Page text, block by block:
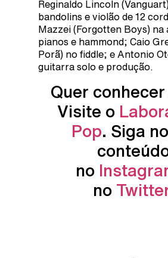
Reginaldo Lincoln
bandolins e violão de 12
Mazzei (Forgotten Boys) na
pianos e hammond; Caio
Porã) no fiddle; e Antonio
guitarra solo e produção.
Quer
Visite o
Pop. Siga
no
no